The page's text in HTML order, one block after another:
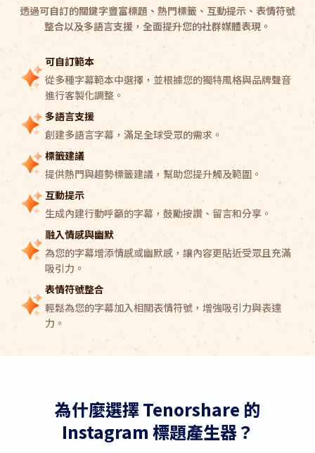
透過可自訂的關鍵字豐富標題、熱門標籤、互動提示、表情符號
整合以及多語言支援，全面提升您的社群媒體表現。
可自訂範本
從多種字幕範本中選擇，並根據您的獨特風格與品牌聲音
進行客製化調整。
多語言支援
創建多語言字幕，滿足全球受眾的需求。
標籤建議
提供熱門與趨勢標籤建議，幫助您提升觸及範圍。
互動提示
生成內建行動呼籲的字幕，鼓勵按讚、留言和分享。
融入情感與幽默
為您的字幕增添情感或幽默感，讓內容更貼近受眾且充滿
吸引力。
表情符號整合
輕鬆為您的字幕加入相關表情符號，增強吸引力與表達
力。
為什麼選擇 Tenorshare 的
Instagram 標題產生器？